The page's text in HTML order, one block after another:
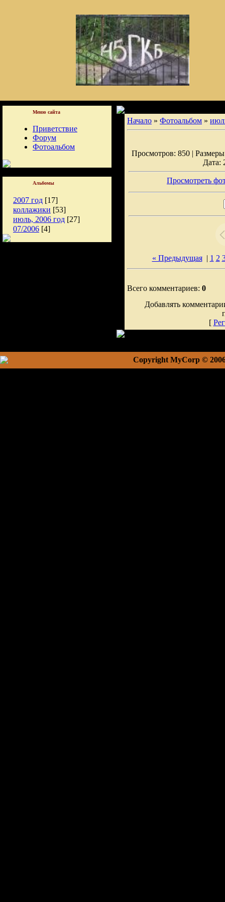
Меню сайта
Приветствие
Форум
Фотоальбом
Альбомы
2007 год [17]
коллажики [53]
июль, 2006 год [27]
07/2006 [4]
Начало » Фотоальбом »
Просмотров: 850 |
Дата:
Просмотреть
« Предыдущая| 1 2
Всего комментариев: 0
Добавлять
[
Copyright MyCorp ©